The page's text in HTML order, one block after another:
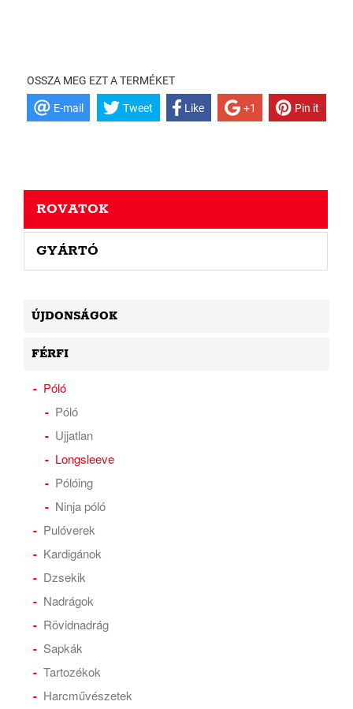
OSSZA MEG EZT A TERMÉKET
E-mail Tweet Like +1 Pin it
ROVATOK
GYÁRTÓ
ÚJDONSÁGOK
FÉRFI
Póló
Póló
Ujjatlan
Longsleeve
Pólóing
Ninja póló
Pulóverek
Kardigánok
Dzsekik
Nadrágok
Rövidnadrág
Sapkák
Tartozékok
Harcművészetek